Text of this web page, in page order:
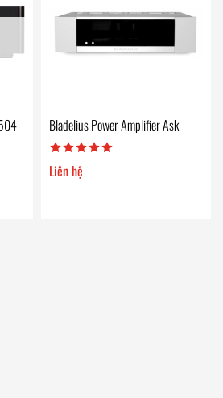
Bladelius Power Amplifier Ask
Liên hệ